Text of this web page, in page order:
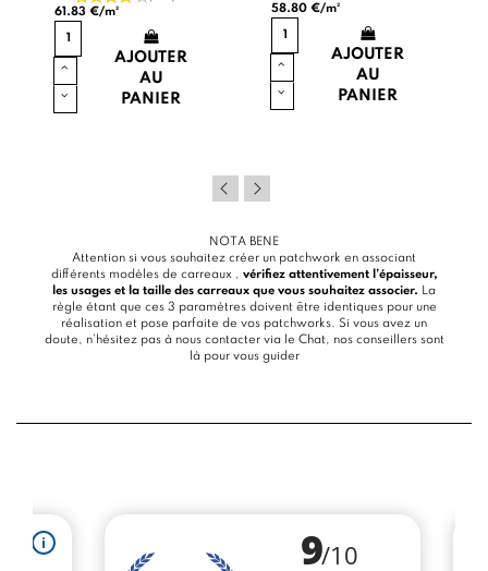
61.83 €/m²
AJOUTER
AU
PANIER
58.80 €/m²
AJOUTER
AU
PANIER
NOTA BENE
Attention si vous souhaitez créer un patchwork en associant
différents modèles de carreaux , vérifiez attentivement l’épaisseur,
les usages et la taille des carreaux que vous souhaitez associer. La
règle étant que ces 3 paramètres doivent être identiques pour une
réalisation et pose parfaite de vos patchworks. Si vous avez un
doute, n’hésitez pas à nous contacter via le Chat, nos conseillers sont
là pour vous guider